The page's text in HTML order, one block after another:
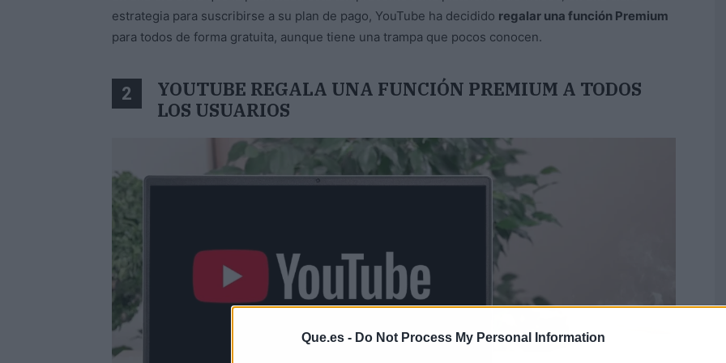
Que.es - Do Not Process My Personal Information
estrategia para suscribirse a su plan de pago, YouTube ha decidido regalar una función Premium
para todos de forma gratuita, aunque tiene una trampa que pocos conocen.
2
YOUTUBE REGALA UNA FUNCIÓN PREMIUM A TODOS
LOS USUARIOS